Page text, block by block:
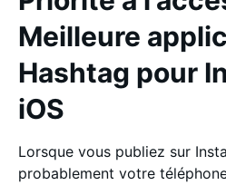
Meilleure
Hashtag pour
iOS
Lorsque vous publiez sur
probablement votre